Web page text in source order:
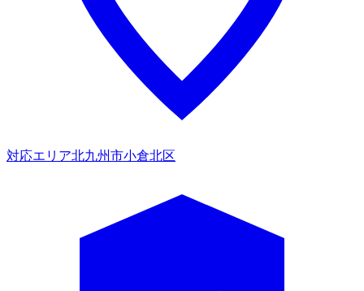
対応エリア北九州市小倉北区